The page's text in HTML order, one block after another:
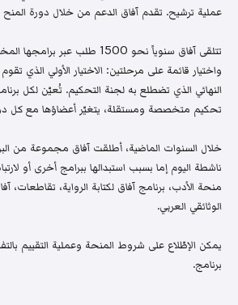
عملية ترشيح. تقدم آفاق الدعم من خلال دورة
تتلقى آفاق سنوياً نحو 1500 طلب
واختيار قائمة على مرحلتين: الاختيار الأولي الذي تقوم
النهائي الذي تضطلع به لجنة التحكيم. تُعيّن لكل
تحكيم متخصصة ومستقلة، يتغيّر أعضاؤها مع كل
خلال السنوات الماضية، أطلقت آفاق مجموعة من
ناشطة اليوم إما بسبب استبدالها ببرامج أخرى أو
منحة الأدب، برنامج آفاق لكتابة الرواية، تقاطعات،
الوثائقي العربي.
يمكن الإطّلاع على شروط المنحة وعملية التقييم
برنامج.